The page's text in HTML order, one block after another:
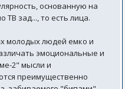
основанную на
ТВ зад..., то есть лица.
молодых людей емко и
эмоциональные и
2" мысли и
преимущественно